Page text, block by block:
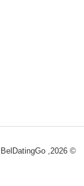
© 2026, BelDatingGo |